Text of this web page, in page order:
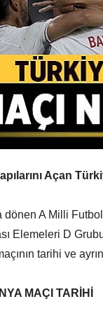
Açan
A Milli
Elemeleri D
tarihi ve
MAÇI TARİHİ